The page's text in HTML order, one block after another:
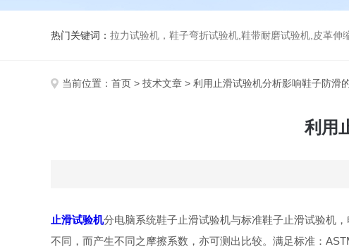
热门关键词： 拉力试验机，鞋子弯折试验机,鞋带耐磨试验机,皮革伸缩试验机,马丁代尔耐磨试
当前位置： 首页 > 技术文章 > 利用止滑试验机分析影响鞋子防滑
利用
止滑试验机分电脑系统鞋子止滑试验机与标准鞋子止滑试验机
不同，而产生不同之摩擦系数，亦可测出比较。满足标准：